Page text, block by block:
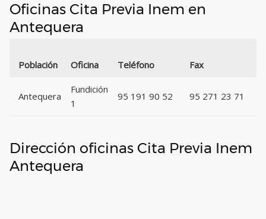
Oficinas Cita Previa Inem en
Antequera
Población Oficina Teléfono Fax
Antequera
Fundición
1
95 191 90 52 95 271 23 71
Dirección oficinas Cita Previa Inem
Antequera